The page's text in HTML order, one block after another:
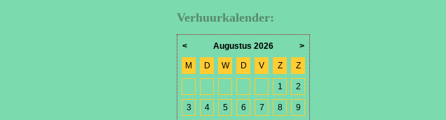
Verhuurkalender:
< Augustus 2026
>
M
D W D V Z Z
1 2
3 4 5 6 7 8 9